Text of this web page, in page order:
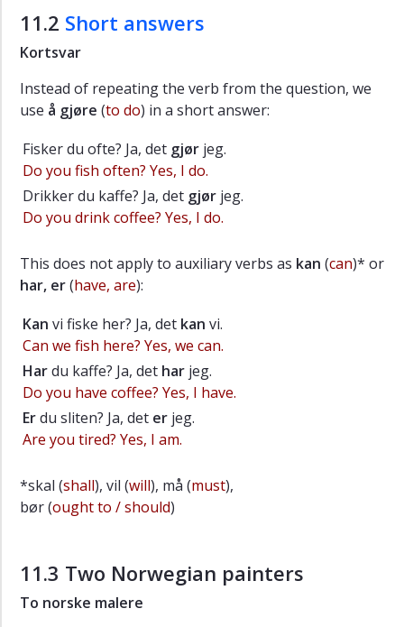
11.2 Short answers
Kortsvar
Instead of repeatingthe verb from the question, we
use å gjøre (to do) in a short answer:
Fisker du ofte? Ja, det gjør jeg.
Do you fish often? Yes, I do.
Drikker du kaffe? Ja, det gjør jeg.
Do you drink coffee? Yes, I do.
This does not apply to auxiliary verbs as kan (can)* or
har, er(have, are):
Kan vi fiske her? Ja, det kan vi.
Can we fish here? Yes, we can.
Hardu kaffe? Ja, det har jeg.
Do you have coffee? Yes, I have.
Erdu sliten? Ja, det er jeg.
Are you tired? Yes, I am.
*skal (shall), vil (will), må (must),
bør (ought to / should)
11.3 Two Norwegian painters
To norske malere